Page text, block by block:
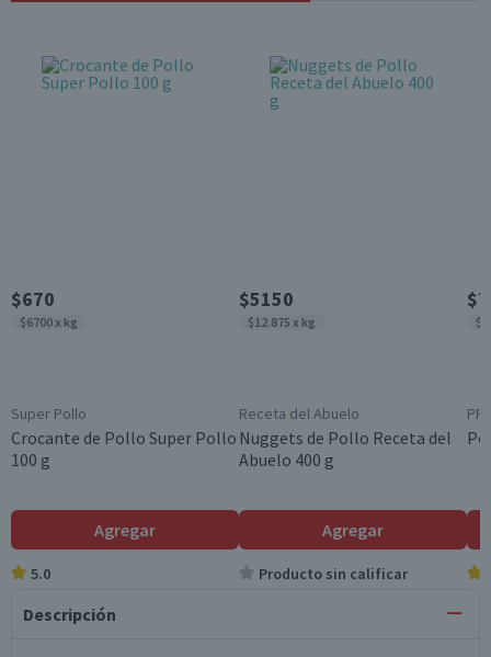
$670
$6700 x kg
Super Pollo
Crocante de Pollo Super Pollo
100 g
Agregar
5.0
$5150
$12.875 x kg
Receta del Abuelo
Nuggets de Pollo Receta del
Abuelo 400 g
Agregar
Producto sin calificar
PF
Descripción